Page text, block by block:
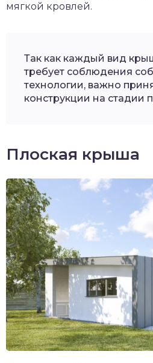
мягкой кровлей.
Так как каждый вид
требует соблюдения
технологии, важно
конструкции на стадии
Плоская крыша